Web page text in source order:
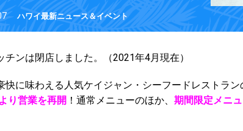
ハワイ最新ニュース＆イベント
ンは閉店しました。（2021年4月現在）
快に味わえる人気ケイジャン・シーフードレストラン
り営業を再開 ！通常メニューのほか、 期間限定メニ